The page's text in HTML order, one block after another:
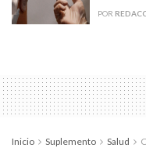
salud
SARS-CoV-2
POR
Inicio Suplemento Salud